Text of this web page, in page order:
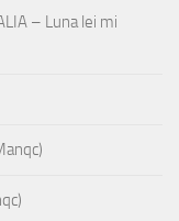
– Luna lei mi